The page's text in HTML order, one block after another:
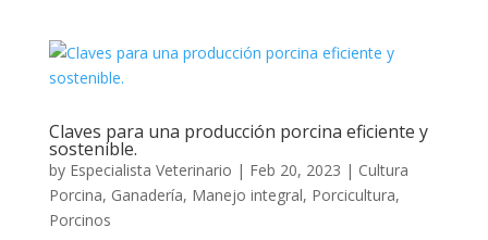
Claves para una producción porcina eficiente y
sostenible.
by Especialista Veterinario | Feb 20, 2023 | Cultura
Porcina, Ganadería, Manejo integral, Porcicultura,
Porcinos